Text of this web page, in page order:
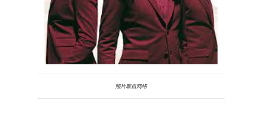
照片取自网络